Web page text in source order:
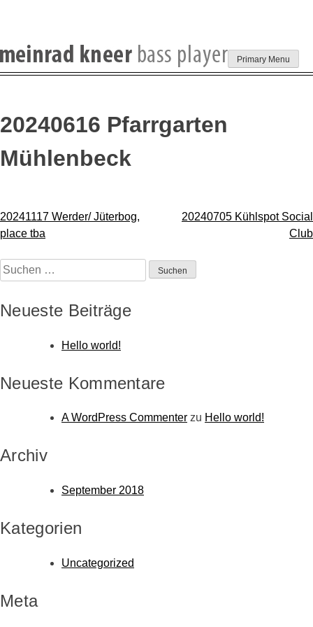
Skip
Primary Menu
20240616 Pfarrgarten
Mühlenbeck
Beitragsnavigation
20241117 Werder/ Jüterbog,
place tba
20240705 Kühlspot Social
Club
Suchen
nach:
Neueste Beiträge
Hello world!
Neueste Kommentare
A WordPress Commenter zu Hello world!
Archiv
September 2018
Kategorien
Uncategorized
Meta